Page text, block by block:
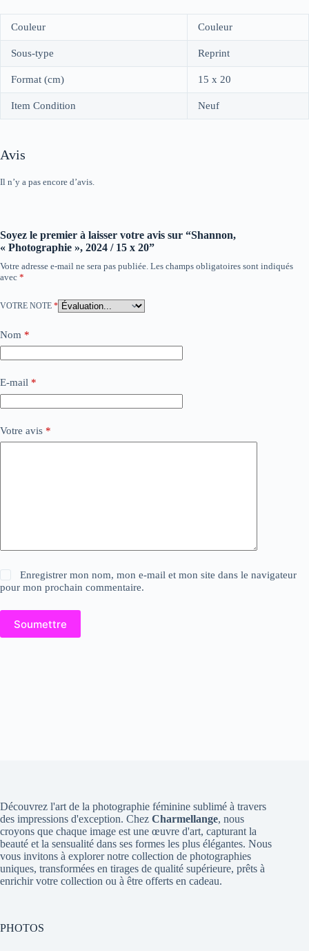
Couleur Couleur
Sous-type Reprint
Format (cm) 15 x 20
Item Condition Neuf
Avis
Il n’y a pas encore d’avis.
Soyez le premier à laisser votre avis sur “Shannon,
« Photographie », 2024 / 15 x 20”
Votre adresse e-mail ne sera pas publiée. Les champs obligatoires sont indiqués
avec *
VOTRE NOTE *
Nom *
E-mail *
Votre avis *
Enregistrer mon nom, mon e-mail et mon site dans le navigateur
pour mon prochain commentaire.
Soumettre
Découvrez l'art de la photographie féminine sublimé à travers
des impressions d'exception. Chez Charmellange, nous
croyons que chaque image est une œuvre d'art, capturant la
beauté et la sensualité dans ses formes les plus élégantes. Nous
vous invitons à explorer notre collection de photographies
uniques, transformées en tirages de qualité supérieure, prêts à
enrichir votre collection ou à être offerts en cadeau.
PHOTOS